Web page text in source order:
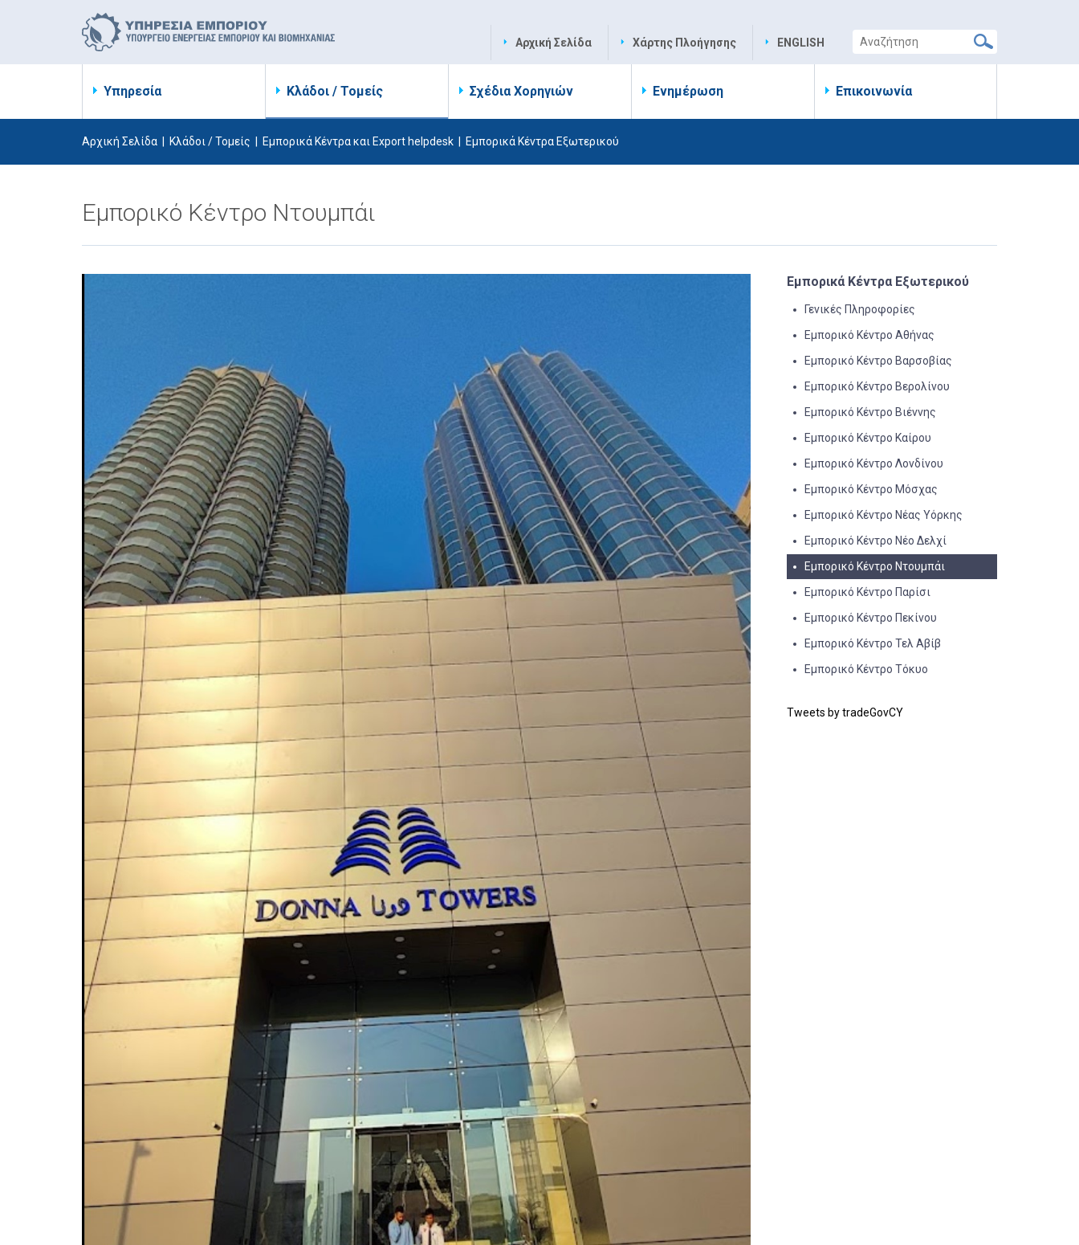
Αρχική Σελίδα Χάρτης Πλοήγησης ENGLISH
Υπηρεσία Κλάδοι / Τομείς Σχέδια Χορηγιών Ενημέρωση Επικοινωνία
Αρχική Σελίδα Κλάδοι / Τομείς Εμπορικά Κέντρα και Export helpdesk Εμπορικά Κέντρα Εξωτερικού
Εμπορικό Κέντρο Ντουμπάι
Εμπορικά Κέντρα Εξωτερικού
Γενικές Πληροφορίες
Εμπορικό Κέντρο Αθήνας
Εμπορικό Κέντρο Βαρσοβίας
Εμπορικό Κέντρο Βερολίνου
Εμπορικό Κέντρο Βιέννης
Εμπορικό Κέντρο Καίρου
Εμπορικό Κέντρο Λονδίνου
Εμπορικό Κέντρο Μόσχας
Εμπορικό Κέντρο Νέας Υόρκης
Εμπορικό Κέντρο Νέο Δελχί
Εμπορικό Κέντρο Ντουμπάι
Εμπορικό Κέντρο Παρίσι
Εμπορικό Κέντρο Πεκίνου
Εμπορικό Κέντρο Τελ Αβίβ
Εμπορικό Κέντρο Τόκυο
Tweets by tradeGovCY